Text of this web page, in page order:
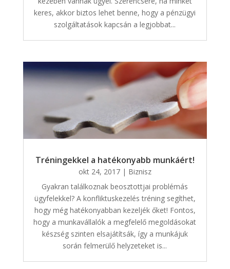
keres, akkor biztos lehet benne, hogy a pénzügyi
szolgáltatások kapcsán a legjobbat...
Tréningekkel a hatékonyabb munkáért!
okt 24, 2017| Biznisz
Gyakran találkoznak beosztottjai problémás
ügyfelekkel? A konfliktuskezelés tréning segíthet,
hogy még hatékonyabban kezeljék őket! Fontos,
hogy a munkavállalók a megfelelő megoldásokat
készség szinten elsajátítsák, így a munkájuk
során felmerülő helyzeteket is...